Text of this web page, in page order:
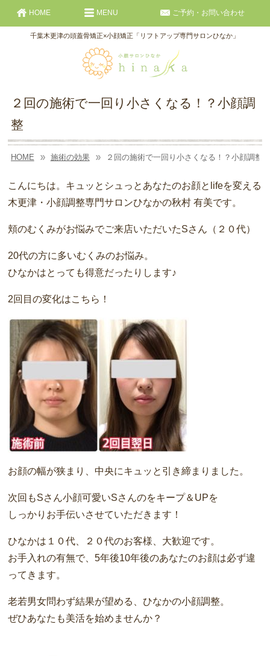
千葉木更津の頭蓋骨矯正×小顔矯正「リフトアップ専門サロンひなか」
HOME ご予約・お問い合わせ
MENU
２回の施術で一回り小さくなる！？小顔調
整
HOME 施術の効果 ２回の施術で一回り小さくなる！？小顔調整
こんにちは。キュッとシュっとあなたのお顔とlifeを変える
木更津・小顔調整専門サロンひなかの秋村 有美です。
頬のむくみがお悩みでご来店いただいたSさん（２０代）
20代の方に多いむくみのお悩み。
ひなかはとっても得意だったりします♪
2回目の変化はこちら！
お顔の幅が狭まり、中央にキュッと引き締まりました。
次回もSさん小顔可愛いSさんのをキープ＆UPを
しっかりお手伝いさせていただきます！
ひなかは１０代、２０代のお客様、大歓迎です。
お手入れの有無で、5年後10年後のあなたのお顔は必ず違
ってきます。
老若男女問わず結果が望める、ひなかの小顔調整。
ぜひあなたも美活を始めませんか？